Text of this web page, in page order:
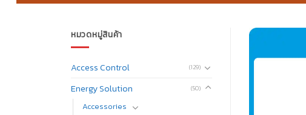
หมวดหมู่สินค้า
Access Control (129)
Energy Solution (50)
Accessories